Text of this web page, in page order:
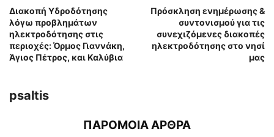
Διακοπή Υδροδότησης
λόγω προβλημάτων
ηλεκτροδότησης στις
περιοχές: Όρμος Γιαννάκη,
Άγιος Πέτρος, και Καλύβια
Πρόσκληση ενημέρωσης &
συντονισμού για τις
συνεχιζόμενες διακοπές
ηλεκτροδότησης στο νησί
μας
psaltis
ΠΑΡΟΜΟΙΑ ΑΡΘΡΑ